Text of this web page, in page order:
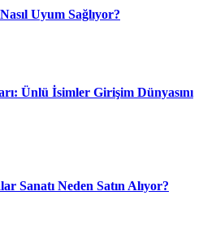
Uyum Sağlıyor?
Ünlü İsimler Girişim Dünyasını
Sanatı Neden Satın Alıyor?